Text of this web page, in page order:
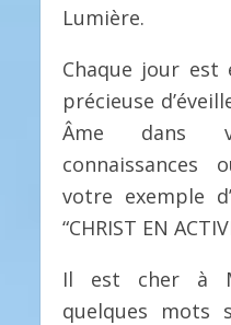
Lumière.
Chaque jour est
précieuse
Âme dans
votre exemple
“CHRIST EN
Il est cher à
quelques mots